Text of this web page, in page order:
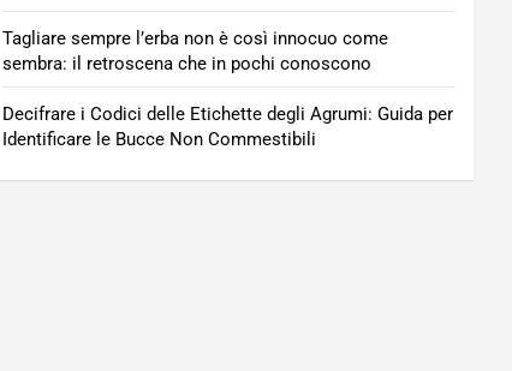
Tagliare sempre l’erba non è così innocuo come
sembra: il retroscena che in pochi conoscono
Decifrare i Codici delle Etichette degli Agrumi: Guida per
Identificare le Bucce Non Commestibili